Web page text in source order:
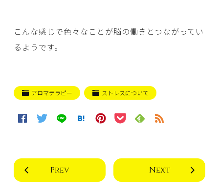
こんな感じで色々なことが脳の働きとつながってい
るようです。
アロマテラピー ストレスについて
Prev Next